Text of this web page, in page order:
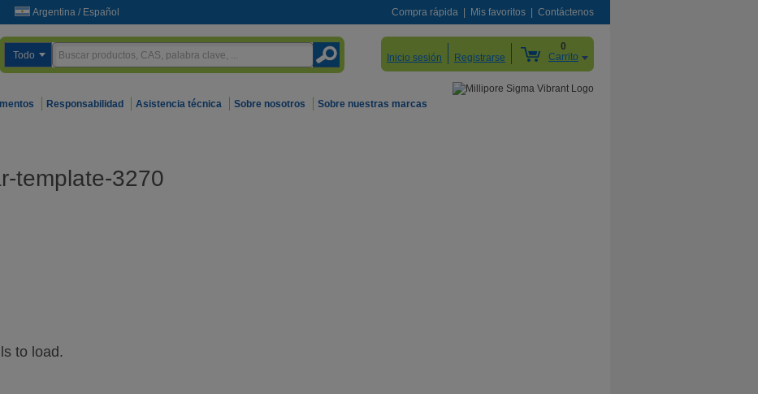
Argentina / Español Compra rápida Mis favoritos Contáctenos
Todo Inicio sesión Registrarse
0
Carrito
Responsabilidad Asistencia técnica Sobre nosotros Sobre nuestras marcas